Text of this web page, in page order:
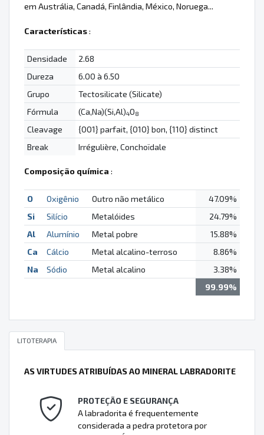
em Austrália, Canadá, Finlândia, México, Noruega...
Características:
Densidade
2.68
Dureza
6.00 à 6.50
Grupo
Tectosilicate (Silicate)
Fórmula
(Ca,Na)(Si,Al)4O8
Cleavage
{001} parfait, {010} bon, {110} distinct
Break
Irrégulière, Conchoïdale
Composição química :
O Oxigênio Outro não metálico
47.09%
Si
Silício Metalóides
24.79%
Al
Alumínio Metal pobre
15.88%
Ca
Cálcio Metal alcalino-terroso
8.86%
Na
Sódio Metal alcalino
3.38%
99.99%
LITOTERAPIA
AS VIRTUDES ATRIBUÍDAS AO MINERAL LABRADORITE
PROTEÇÃO E SEGURANÇA
A labradorita é frequentemente
considerada a pedra protetora por